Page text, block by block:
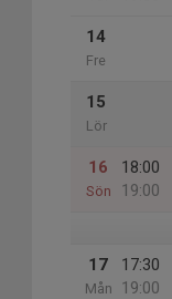
14
Fre
15
Lör
16
Sön
18:00
19:00
17
Mån
17:30
19:00